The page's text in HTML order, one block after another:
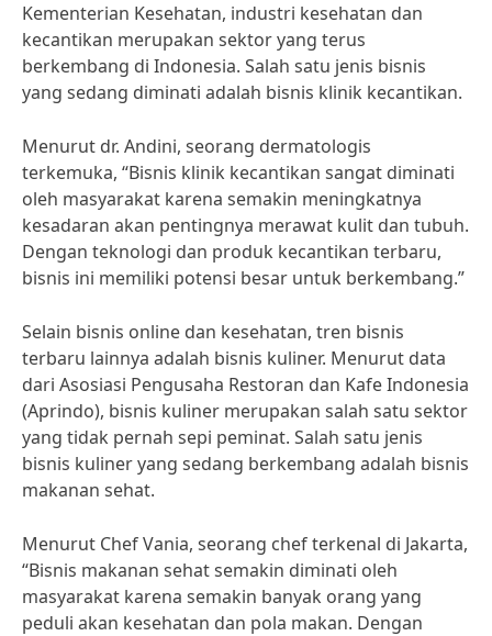
Kementerian Kesehatan, industri kesehatan dan
kecantikan merupakan sektor yang terus
berkembang di Indonesia. Salah satu jenis bisnis
yang sedang diminati adalah bisnis klinik kecantikan.
Menurut dr. Andini, seorang dermatologis
terkemuka, “Bisnis klinik kecantikan sangat diminati
oleh masyarakat karena semakin meningkatnya
kesadaran akan pentingnya merawat kulit dan tubuh.
Dengan teknologi dan produk kecantikan terbaru,
bisnis ini memiliki potensi besar untuk berkembang.”
Selain bisnis online dan kesehatan, tren bisnis
terbaru lainnya adalah bisnis kuliner. Menurut data
dari Asosiasi Pengusaha Restoran dan Kafe Indonesia
(Aprindo), bisnis kuliner merupakan salah satu sektor
yang tidak pernah sepi peminat. Salah satu jenis
bisnis kuliner yang sedang berkembang adalah bisnis
makanan sehat.
Menurut Chef Vania, seorang chef terkenal di Jakarta,
“Bisnis makanan sehat semakin diminati oleh
masyarakat karena semakin banyak orang yang
peduli akan kesehatan dan pola makan. Dengan